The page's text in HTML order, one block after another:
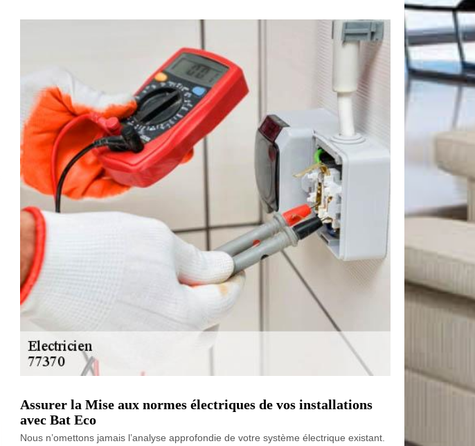
Assurer la Mise aux normes électriques de vos installations
avec Bat Eco
Nous n’omettons jamais l’analyse approfondie de votre système électrique existant.